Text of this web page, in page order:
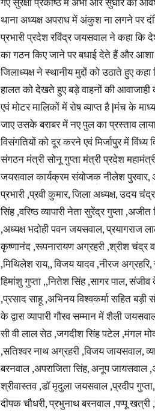
थाना अध्यक्ष अपराध में अंकुश ना लगने पर
प्रभारी प्रदेश रविंद्र जयसवाल ने कहा कि
का गठन किए जाने पर बधाई देते हैं और आशा
जिलाध्यक्ष ने स्थानीय मुद्दों को उठाते हुए
हालत को देखते हुए बड़े वाहनों की आवाजाही
एवं मोटर मालिकों में रोष व्याप्त है |मंच के
जाए उसके बराबर में नए पुल का प्रस्ताव
विसंगतियों को दूर करने एवं मिर्जापुर में
संगठन मंत्री सोनू गुप्ता मंत्री प्रदेश
जयसवाल कार्यक्रम संयोजक नीलेश पुरवार,
प्रभारी ,प्रवी कुमार, जिला अध्यक्ष, उदय
सिंह ,वरिष्ठ व्यापारी नेता सुरेंद्र गुप्ता
,अध्यक्ष भदोही पवन जयसवाल, प्रयागराज
कृष्णानंद ,रूपनारायण अग्रहरी ,श्रीश चंद्र
,मिथिलेश राय,, विजय यादव ,नीरज
हिमांशु गुप्ता ,,नितेश सिंह ,सागर पाल,
,प्रसाद साहू ,अभिनय विश्वकर्मा सहित बड़ी
के द्वारा व्यापारी गौरव सम्मान में शैली
सी वी लाल सेठ ,जगदीश सिंह पटेल ,मंगल
,सतिश्वर नाथ अग्रहरी ,विजय जायसवाल,
बरनवाल ,अपराजिता सिंह, अनूप जायसवाल
श्रीवास्तव ,डॉ मृदुला जयसवाल ,प्रदीप
दीपक चौधरी, प्रभुनाथ बरनवाल ,पप्पू खत्री